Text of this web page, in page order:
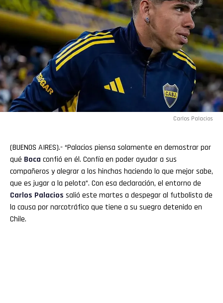
Carlos Palacios
(BUENOS AIRES).- “Palacios piensa solamente en demostrar por
qué Boca confió en él. Confía en poder ayudar a sus
compañeros y alegrar a los hinchas haciendo lo que mejor sabe,
que es jugar a la pelota”. Con esa declaración, el entorno de
Carlos Palacios salió este martes a despegar al futbolista de
la causa por narcotráfico que tiene a su suegro detenido en
Chile.